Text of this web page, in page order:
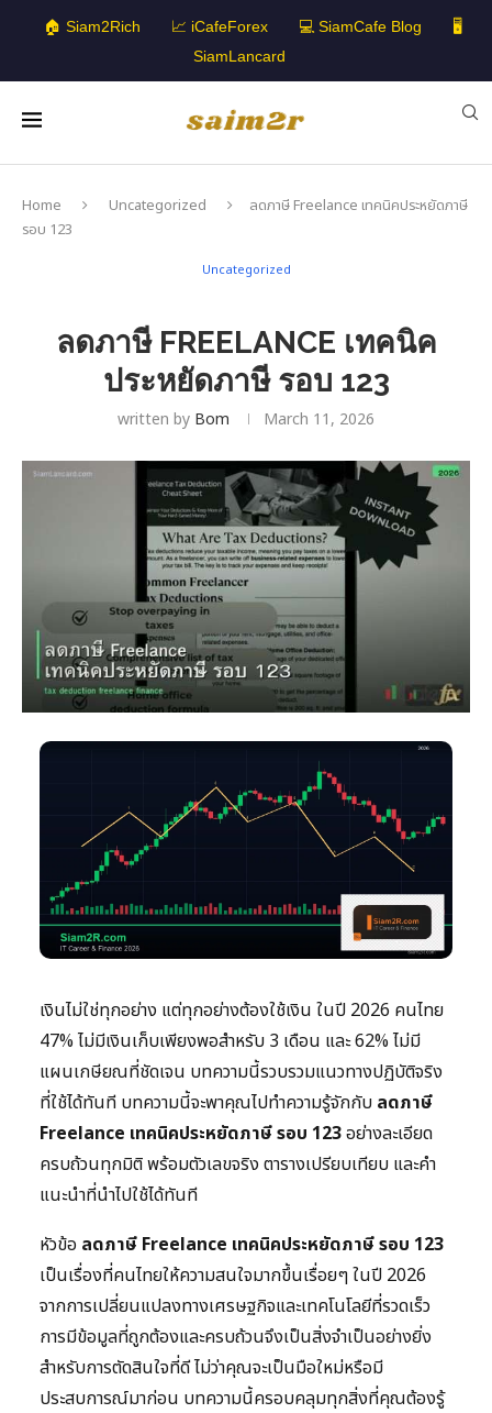
🏠 Siam2Rich 📈 iCafeForex 💻 SiamCafe Blog
🖥️
SiamLancard
Home Uncategorized
ลดภาษี Freelance เทคนิคประหยัดภาษี
รอบ 123
Uncategorized
ลดภาษี FREELANCE เทคนิค
ประหยัดภาษี รอบ 123
written by Bom March 11, 2026
เงินไม่ใช่ทุกอย่าง แต่ทุกอย่างต้องใช้เงิน ในปี 2026 คนไทย
47% ไม่มีเงินเก็บเพียงพอสำหรับ 3 เดือน และ 62% ไม่มี
แผนเกษียณที่ชัดเจน บทความนี้รวบรวมแนวทางปฏิบัติจริง
ที่ใช้ได้ทันที บทความนี้จะพาคุณไปทำความรู้จักกับ ลดภาษี
Freelance เทคนิคประหยัดภาษี รอบ 123อย่างละเอียด
ครบถ้วนทุกมิติ พร้อมตัวเลขจริง ตารางเปรียบเทียบ และคำ
แนะนำที่นำไปใช้ได้ทันที
หัวข้อ ลดภาษี Freelance เทคนิคประหยัดภาษี รอบ 123
เป็นเรื่องที่คนไทยให้ความสนใจมากขึ้นเรื่อยๆ ในปี 2026
จากการเปลี่ยนแปลงทางเศรษฐกิจและเทคโนโลยีที่รวดเร็ว
การมีข้อมูลที่ถูกต้องและครบถ้วนจึงเป็นสิ่งจำเป็นอย่างยิ่ง
สำหรับการตัดสินใจที่ดี ไม่ว่าคุณจะเป็นมือใหม่หรือมี
ประสบการณ์มาก่อน บทความนี้ครอบคลุมทุกสิ่งที่คุณต้องรู้